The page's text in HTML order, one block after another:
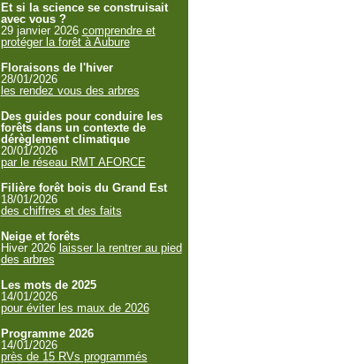
Et si la science se construisait
avec vous ?
29 janvier 2026 comprendre et
protéger la forêt à Aubure
Floraisons de l'hiver
28/01/2026
les rendez vous des arbres
Des guides pour conduire les
forêts dans un contexte de
dérèglement climatique
20/01/2026
par le réseau RMT AFORCE
Filière forêt bois du Grand Est
18/01/2026
des chiffres et des faits
Neige et forêts
Hiver 2026 laisser la rentrer au pied
des arbres
Les mots de 2025
14/01/2026
pour éviter les maux de 2026
Programme 2026
14/01/2026
près de 15 RVs programmés